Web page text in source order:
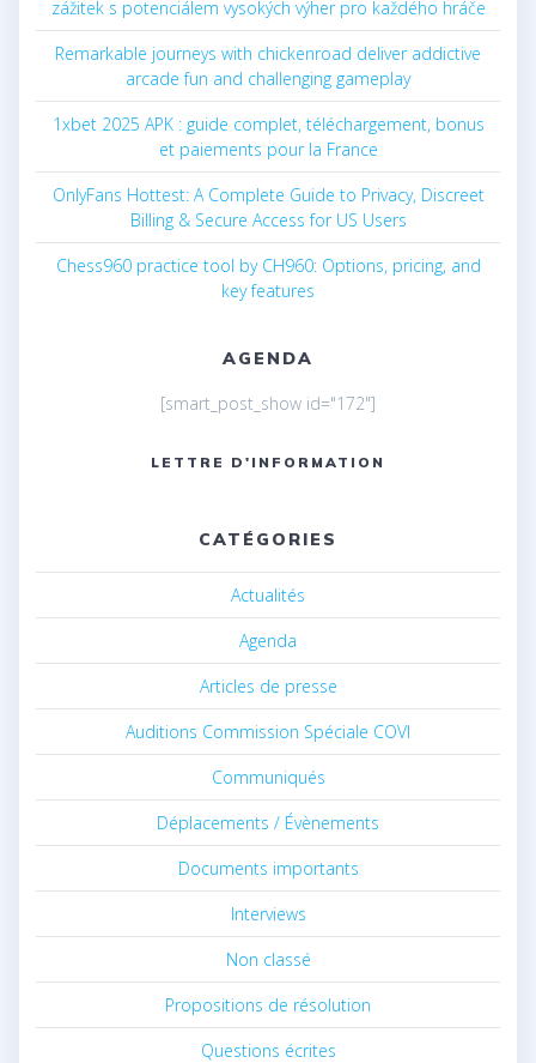
zážitek s potenciálem vysokých výher pro každého hráče
Remarkable journeys with chickenroad deliver addictive
arcade fun and challenging gameplay
1xbet 2025 APK : guide complet, téléchargement, bonus
et paiements pour la France
OnlyFans Hottest: A Complete Guide to Privacy, Discreet
Billing & Secure Access for US Users
Chess960 practice tool by CH960: Options, pricing, and
key features
AGENDA
[smart_post_show id="172"]
LETTRE D'INFORMATION
CATÉGORIES
Actualités
Agenda
Articles de presse
Auditions Commission Spéciale COVI
Communiqués
Déplacements / Évènements
Documents importants
Interviews
Non classé
Propositions de résolution
Questions écrites